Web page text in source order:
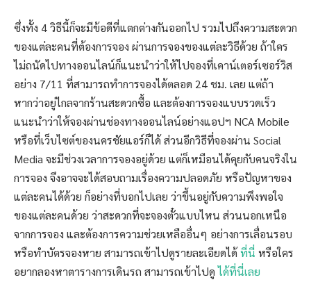
ซึ่งทั้ง 4 วิธีนี้ก็จะมีข้อดีที่แตกต่างกันออกไป รวมไปถึงความสะดวก
ของแต่ละคนที่ต้องการจอง ผ่านการจองของแต่ละวิธีด้วย ถ้าใคร
ไม่ถนัดไปทางออนไลน์ก็แนะนำว่าให้ไปจองที่เคาน์เตอร์เซอร์วิส
อย่าง 7/11 ที่สามารถทำการจองได้ตลอด 24 ชม. เลย แต่ถ้า
หากว่าอยู่ไกลจากร้านสะดวกซื้อ และต้องการจองแบบรวดเร็ว
แนะนำว่าให้จองผ่านช่องทางออนไลน์อย่างแอปฯ NCA Mobile
หรือที่เว็บไซต์ของนครชัยแอร์ก็ได้ ส่วนอีกวิธีที่จองผ่าน Social
Media จะมีช่วงเวลาการจองอยู่ด้วย แต่ก็เหมือนได้คุยกับคนจริงใน
การจอง จึงอาจจะได้สอบถามเรื่องความปลอดภัย หรือปัญหาของ
แต่ละคนได้ด้วย ก็อย่างที่บอกไปเลย ว่าขึ้นอยู่กับความพึงพอใจ
ของแต่ละคนด้วย ว่าสะดวกที่จะจองตั๋วแบบไหน ส่วนนอกเหนือ
จากการจอง และต้องการความช่วยเหลืออื่นๆ อย่างการเลื่อนรอบ
หรือทำบัตรจองหาย สามารถเข้าไปดูรายละเอียดได้ที่นี่ หรือใคร
อยากลองหาตารางการเดินรถ สามารถเข้าไปดูได้ที่นี่เลย